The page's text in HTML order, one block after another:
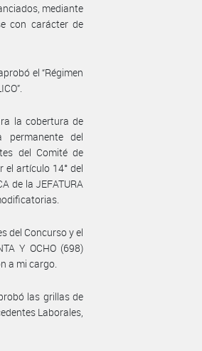
mediante
con carácter de
el “Régimen
la cobertura de
permanente del
del Comité de
el artículo 14° del
de la JEFATURA
del Concurso y el
Y OCHO (698)
a mi cargo.
las grillas de
Laborales,